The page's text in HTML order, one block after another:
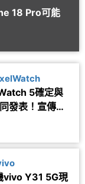
18 Pro可能
5確定與
發表！宣傳圖
vivo Y31 5G現